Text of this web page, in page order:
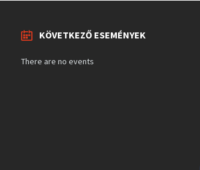
KÖVETKEZŐ ESEMÉNYEK
There are no events